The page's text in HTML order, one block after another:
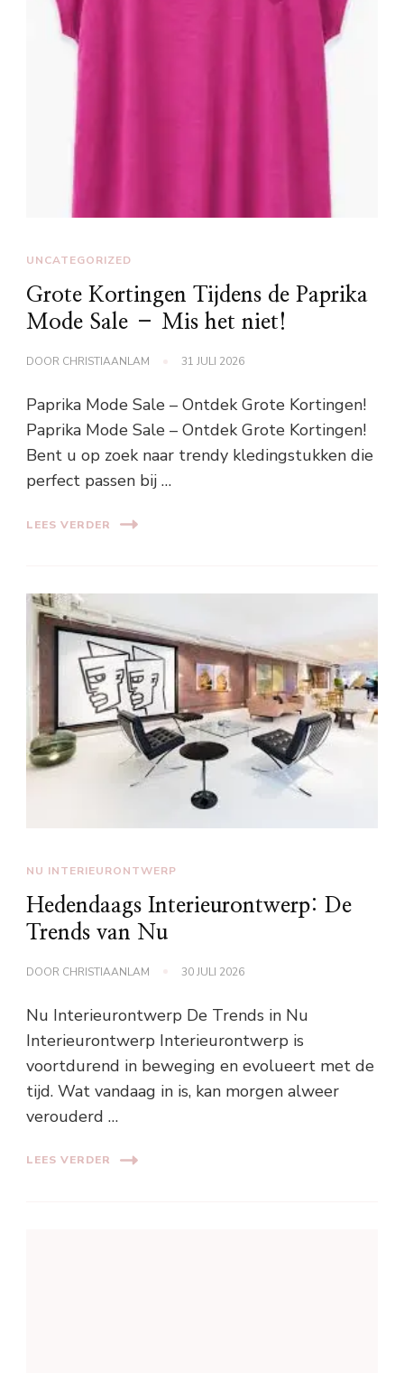
UNCATEGORIZED
Grote Kortingen Tijdens de Paprika
Mode Sale – Mis het niet!
DOOR CHRISTIAANLAM 31 JULI 2026
Paprika Mode Sale – Ontdek Grote Kortingen!
Paprika Mode Sale – Ontdek Grote Kortingen!
Bent u op zoek naar trendy kledingstukken die
perfect passen bij …
LEES VERDER
NU INTERIEURONTWERP
Hedendaags Interieurontwerp: De
Trends van Nu
DOOR CHRISTIAANLAM 30 JULI 2026
Nu Interieurontwerp De Trends in Nu
Interieurontwerp Interieurontwerp is
voortdurend in beweging en evolueert met de
tijd. Wat vandaag in is, kan morgen alweer
verouderd …
LEES VERDER